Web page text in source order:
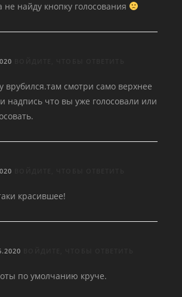
не найду кнопку голосования
врубился.там смотри само верхнее
надпись что вы уже голосовали или
красившее!
по умолчанию круче.